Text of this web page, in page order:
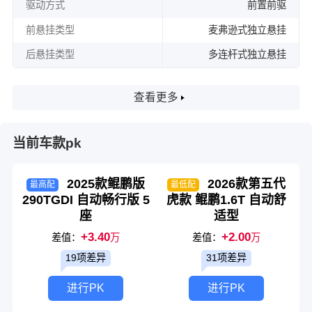
驱动方式 前置前驱
前悬挂类型 麦弗逊式独立悬挂
后悬挂类型 多连杆式独立悬挂
查看更多
当前车款pk
最高配
2025款鲲鹏版
290TGDI 自动畅行版 5
座
差值：+3.40万
19项差异
进行PK
最低配
2026款第五代
虎款 鲲鹏1.6T 自动舒
适型
差值： +2.00万
31项差异
进行PK